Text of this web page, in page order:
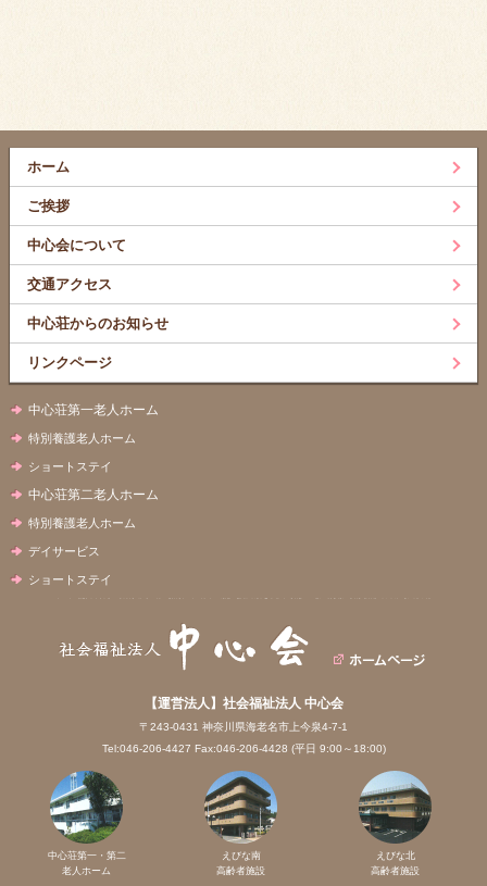
ホーム
ご挨拶
中心会について
交通アクセス
中心荘からのお知らせ
リンクページ
中心荘第一老人ホーム
特別養護老人ホーム
ショートステイ
中心荘第二老人ホーム
特別養護老人ホーム
デイサービス
ショートステイ
【運営法人】社会福祉法人 中心会
〒243-0431 神奈川県海老名市上今泉4-7-1
Tel:046-206-4427 Fax:046-206-4428 (平日 9:00～18:00)
中心荘第一・第二
老人ホーム
えびな南
高齢者施設
えびな北
高齢者施設